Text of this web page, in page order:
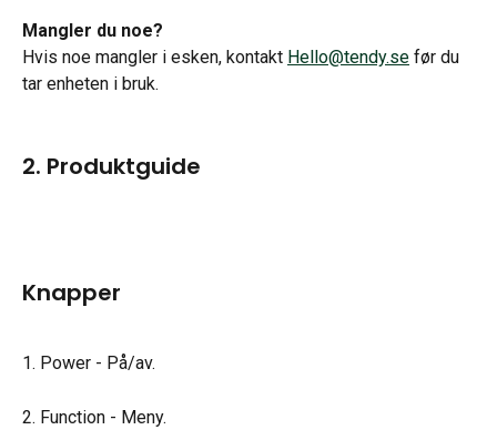
Mangler du noe?
Hvis noe mangler i esken, kontakt Hello@tendy.se før du
tar enheten i bruk.
2. Produktguide
Knapper
1. Power - På/av.
2. Function - Meny.